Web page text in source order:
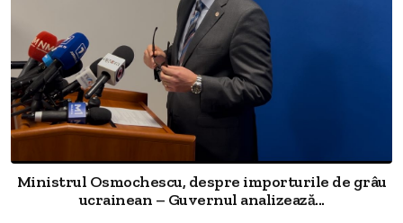
Ministrul Osmochescu, despre importurile de grâu
ucrainean – Guvernul analizează...